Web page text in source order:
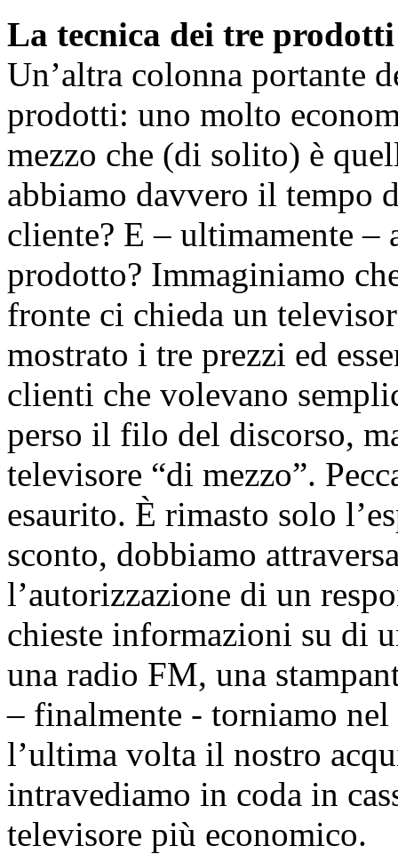
La tecnica dei tre prodotti
Un’altra colonna portante
prodotti: uno molto
mezzo che (di solito) è
abbiamo davvero il tempo
cliente? E – ultimamente
prodotto? Immaginiamo
fronte ci chieda un
mostrato i tre prezzi ed
clienti che volevano
perso il filo del discorso,
televisore “di mezzo”.
esaurito. È rimasto solo
sconto, dobbiamo
l’autorizzazione di un
chieste informazioni su di
una radio FM, una
– finalmente - torniamo
l’ultima volta il nostro
intravediamo in coda in
televisore più economico.